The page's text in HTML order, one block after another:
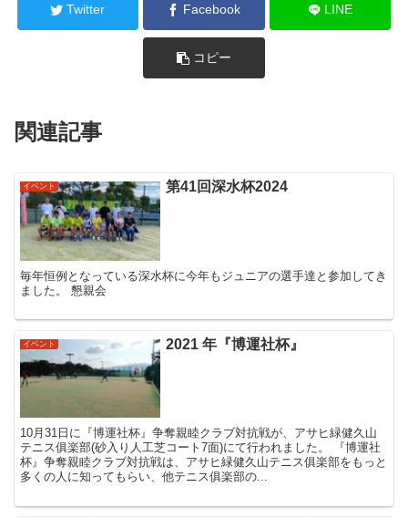
Twitter Facebook LINE
コピー
関連記事
イベント 第41回深水杯2024
毎年恒例となっている深水杯に今年もジュニアの選手達と参加してき
ました。 懇親会
イベント 2021 年『博運社杯』
10月31日に『博運社杯』争奪親睦クラブ対抗戦が、アサヒ緑健久山
テニス俱楽部(砂入り人工芝コート7面)にて行われました。 『博運社
杯』争奪親睦クラブ対抗戦は、アサヒ緑健久山テニス俱楽部をもっと
多くの人に知ってもらい、他テニス俱楽部の...